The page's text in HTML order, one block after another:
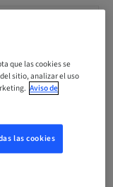
locales)
que las cookies se
sitio, analizar el uso
Aviso de
las cookies